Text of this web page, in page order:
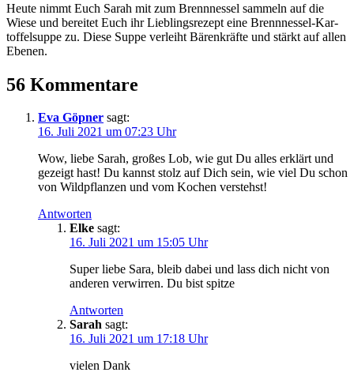
Heu­te nimmt Euch Sarah mit zum Brenn­nes­sel sam­meln auf die
Wie­se und berei­tet Euch ihr Lieb­lings­re­zept eine Brenn­nes­sel-Kar­
tof­fel­sup­pe zu. Die­se Sup­pe ver­leiht Bären­kräf­te und stärkt auf allen
Ebenen.
56 Kommentare
Eva Göpner sagt:
16. Juli 2021 um 07:23 Uhr
Wow, lie­be Sarah, gro­ßes Lob, wie gut Du alles erklärt und
gezeigt hast! Du kannst stolz auf Dich sein, wie viel Du schon
von Wild­pflan­zen und vom Kochen verstehst!
Antworten
Elke sagt:
16. Juli 2021 um 15:05 Uhr
Super lie­be Sara, bleib dabei und lass dich nicht von
ande­ren ver­wir­ren. Du bist spitze
Antworten
Sarah sagt:
16. Juli 2021 um 17:18 Uhr
vie­len Dank